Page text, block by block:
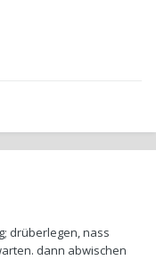
drüberlegen, nass
dann abwischen